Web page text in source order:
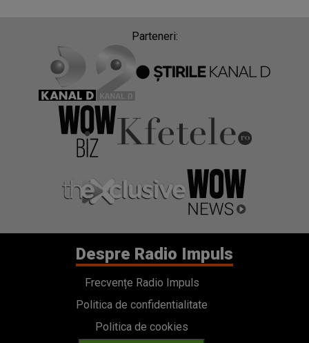
Parteneri:
Despre Radio Impuls
Frecvențe Radio Impuls
Politica de confidentialitate
Politica de cookies